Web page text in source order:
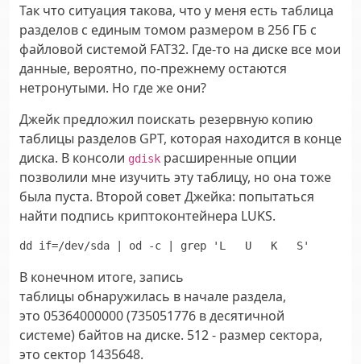
Так что ситуация такова, что у меня есть таблица
разделов с единым томом размером в 256 ГБ с
файловой системой FAT32. Где-то на диске все мои
данные, вероятно, по-прежнему остаются
нетронутыми. Но где же они?
Джейк предложил поискать резервную копию
таблицы разделов GPT, которая находится в конце
диска. В консоли gdisk расширенные опции
позволили мне изучить эту таблицу, но она тоже
была пуста. Второй совет Джейка: попытаться
найти подпись криптоконтейнера LUKS.
dd if=/dev/sda | od -c | grep 'L   U   K   S'
В конечном итоге, запись
таблицы обнаружилась в начале раздела,
это 05364000000 (735051776 в десятичной
системе) байтов на диске. 512 - размер сектора,
это сектор 1435648.